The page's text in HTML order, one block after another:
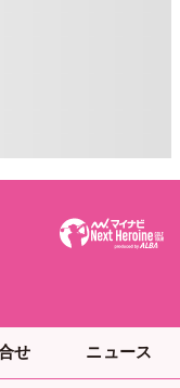
せ ニュース